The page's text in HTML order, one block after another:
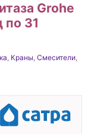
Grohe
31
, Краны, Смесители,